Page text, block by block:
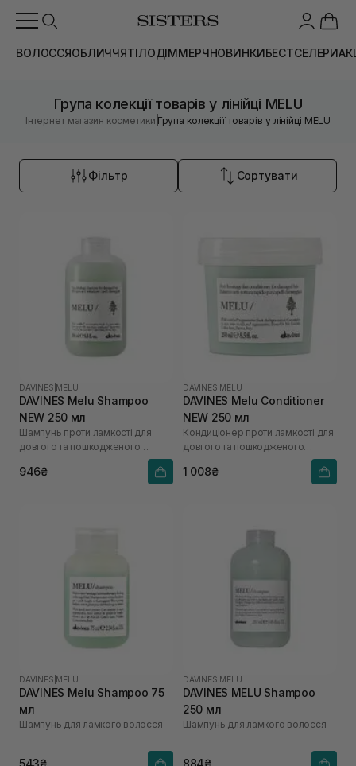
ВОЛОССЯОБЛИЧЧЯТІЛОДІММЕРЧНОВИНКИБЕСТСЕЛЕРИ
Група колекції товарів у лінійці MELU
Інтернет магазин косметики |Група колекції товарів у лінійці MELU
Фільтр Сортувати
DAVINES MELU
DAVINES Melu Shampoo
NEW 250 мл
Шампунь проти ламкості для
довгого та пошкодженого
946₴
DAVINES MELU
DAVINES Melu Conditioner
NEW 250 мл
Кондиціонер проти ламкості для
довгого та пошкодженого
1 008₴
DAVINES MELU
DAVINES Melu Shampoo 75
мл
Шампунь для ламкого волосся
DAVINES MELU
DAVINES MELU Shampoo
250 мл
Шампунь для ламкого волосся